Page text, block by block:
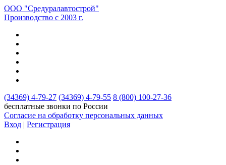
ООО "Средуралавтострой"
Производство с 2003 г.
(34369) 4-79-27 (34369) 4-79-55 8 (800) 100-27-36
бесплатные звонки по России
Согласие на обработку персональных данных
Вход | Регистрация